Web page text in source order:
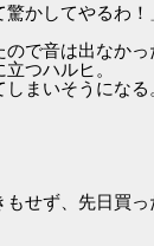
驚かしてやるわ！
で音は出なかっ
つハルヒ。
まいそうになる
せず、先日買